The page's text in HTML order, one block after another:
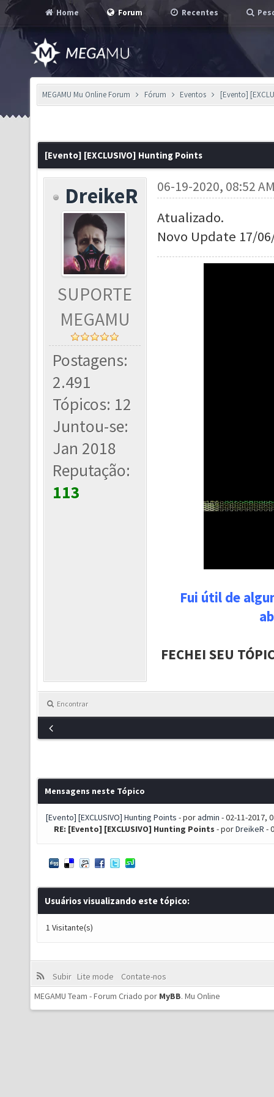
Home Forum Recentes
MEGAMU Mu Online Forum Fórum Eventos [Evento]
[Evento] [EXCLUSIVO] Hunting Points
DreikeR
SUPORTE
MEGAMU
Postagens:
2.491
Tópicos: 12
Juntou-se:
Jan 2018
Reputação:
113
06-19-2020, 08:52
Atualizado.
Novo Update 17/
Fui útil de
FECHEI SEU
Encontrar
Mensagens neste Tópico
[Evento] [EXCLUSIVO] Hunting Points - poradmin - 02-11-2017,
RE: [Evento] [EXCLUSIVO] Hunting Points - porDreikeR -
Usuários visualizando este tópico:
1 Visitante(s)
Subir Lite mode
Contate-nos
MEGAMU Team - Forum Criado por MyBB. Mu Online